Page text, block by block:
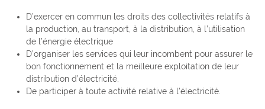
D’exercer en commun les droits des collectivités relatifs à
la production, au transport, à la distribution, à l’utilisation
de l’énergie électrique
D’organiser les services qui leur incombent pour assurer le
bon fonctionnement et la meilleure exploitation de leur
distribution d’électricité,
De participer à toute activité relative à l’électricité.